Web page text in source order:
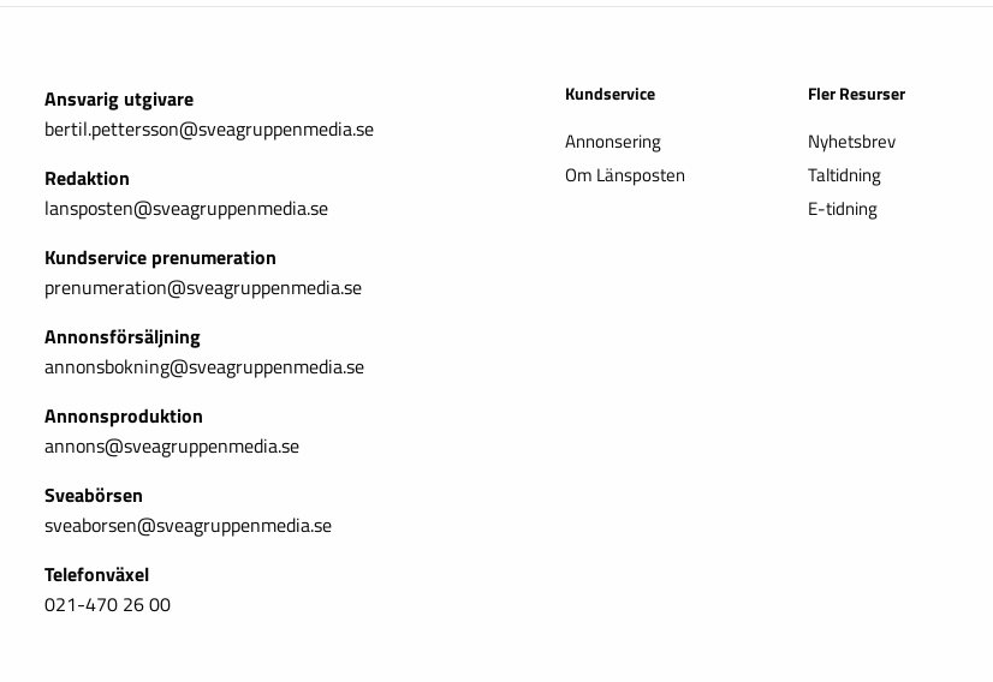
Ansvarig utgivare
bertil.pettersson@sveagruppenmedia.se
Redaktion
lansposten@sveagruppenmedia.se
Kundservice prenumeration
prenumeration@sveagruppenmedia.se
Annonsförsäljning
annonsbokning@sveagruppenmedia.se
Annonsproduktion
annons@sveagruppenmedia.se
Sveabörsen
sveaborsen@sveagruppenmedia.se
Telefonväxel
021-470 26 00
Kundservice
Annonsering
Om Länsposten
Fler Resurser
Nyhetsbrev
Taltidning
E-tidning